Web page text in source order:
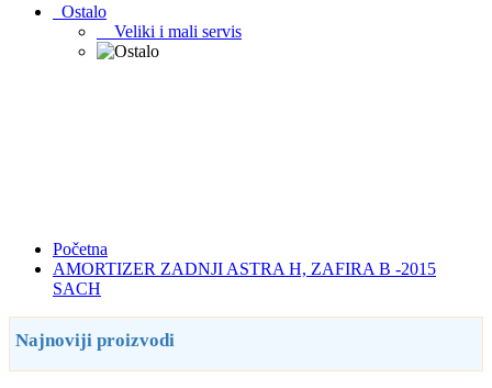
Ostalo
Veliki i mali servis
Početna
AMORTIZER ZADNJI ASTRA H, ZAFIRA B -2015
SACH
Najnoviji proizvodi